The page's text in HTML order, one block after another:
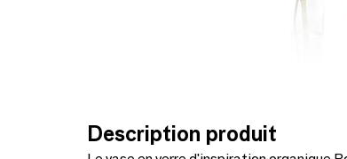
Description produit